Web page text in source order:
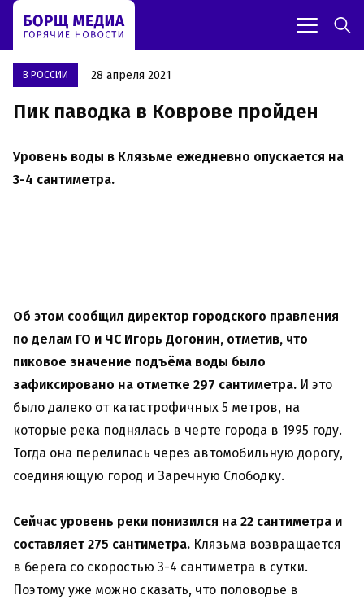
В РОССИИ 28 апреля 2021
Пик паводка в Коврове пройден
Уровень воды в Клязьме ежедневно опускается на
3-4 сантиметра.
Об этом сообщил директор городского правления
по делам ГО и ЧС Игорь Догонин, отметив, что
пиковое значение подъёма воды было
зафиксировано на отметке 297 сантиметра. И это
было далеко от катастрофичных 5 метров, на
которые река поднялась в черте города в 1995 году.
Тогда она перелилась через автомобильную дорогу,
соединяющую город и Заречную Слободку.
Сейчас уровень реки понизился на 22 сантиметра и
составляет 275 сантиметра. Клязьма возвращается
в берега со скоростью 3-4 сантиметра в сутки.
Поэтому уже можно сказать, что половодье в